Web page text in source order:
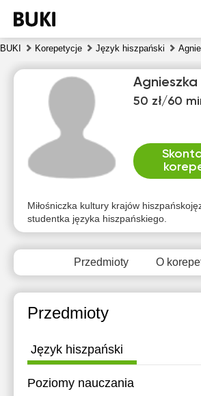
BUKI Korepetycje Język hiszpański
50 zł/60
Miłośniczka kultury krajów
studentka języka hiszpańskiego.
Przedmioty O
Przedmioty
Język hiszpański
Poziomy nauczania
9
10
11
12
Brak
dostępnych
Brak
dostępnych
terminów
Brak
dostępnych
terminów
Brak